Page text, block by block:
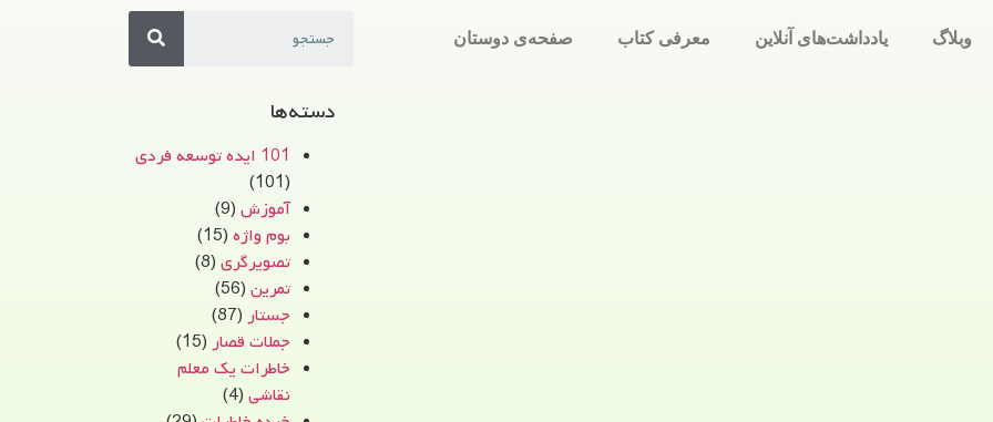
وبلاگ یادداشت‌های آنلاین معرفی کتاب صفحه‌ی دوستان
دسته‌ها
101 ایده توسعه فردی
(101)
آموزش(9)
بوم واژه(15)
تصویرگری(8)
تمرین(56)
جستار(87)
جملات قصار(15)
خاطرات یک معلم
نقاشی(4)